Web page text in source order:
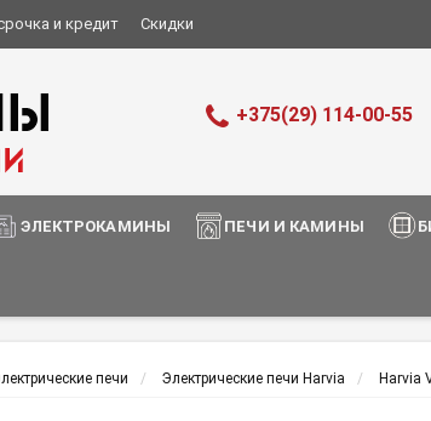
и кредит Скидки
+375(29) 114-00-55
ЭЛЕКТРОКАМИНЫ ПЕЧИ И КАМИНЫ
печи Электрические печи Harvia Harvia